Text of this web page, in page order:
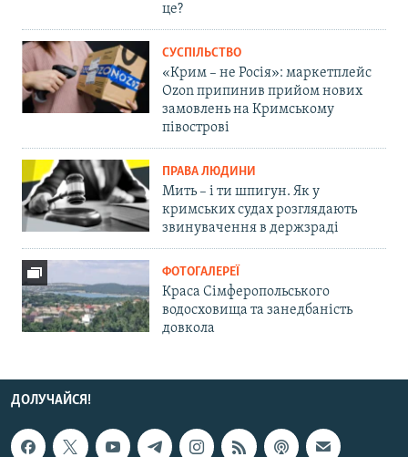
це?
СУСПІЛЬСТВО
«Крим – не Росія»: маркетплейс
Ozon припинив прийом нових
замовлень на Кримському
півострові
ПРАВА ЛЮДИНИ
Мить – і ти шпигун. Як у
кримських судах розглядають
звинувачення в держзраді
ФОТОГАЛЕРЕЇ
Краса Сімферопольського
водосховища та занедбаність
довкола
ДОЛУЧАЙСЯ!